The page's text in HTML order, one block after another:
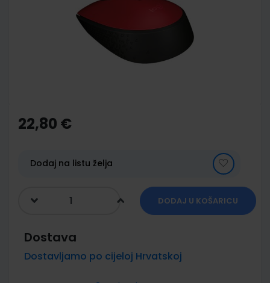
the
beginning
gallery
22,80 €
Dodaj na listu želja
DODAJ U KOŠARICU
Dostava
Dostavljamo po cijeloj Hrvatskoj